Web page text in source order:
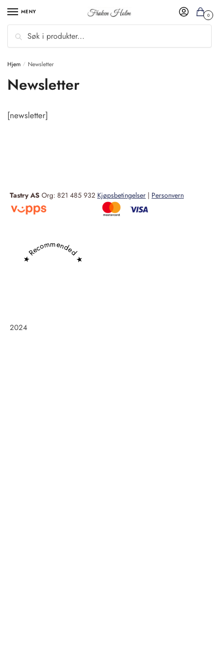
MENY
Søk
0
Hjem / Newsletter
Newsletter
[newsletter]
Tastry AS Org: 821 485 932 Kjøpsbetingelser | Personvern
★ Recommended ★
2024